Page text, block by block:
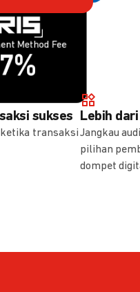
Method Fee
Method Fee
sukses
ketika transaksi
Lebih
Jangkau
pilihan
dompet